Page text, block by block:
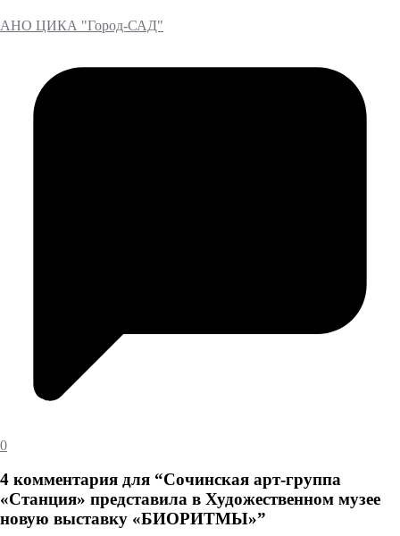
АНО ЦИКА "Город-САД"
0
4 комментария для “Сочинская арт-группа
«Станция» представила в Художественном музее
новую выставку «БИОРИТМЫ»”